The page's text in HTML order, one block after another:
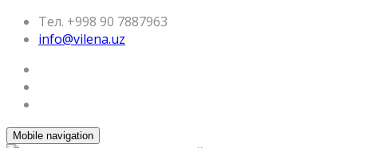
Тел. +998 90 7887963
info@vilena.uz
Mobile navigation